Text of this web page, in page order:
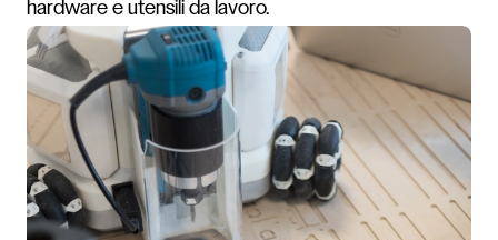
hardware e utensili da lavoro.